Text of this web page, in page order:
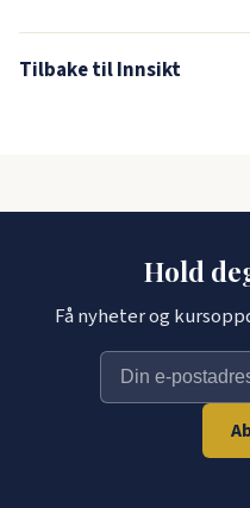
Tilbake til Innsikt
Hold
Få nyheter og